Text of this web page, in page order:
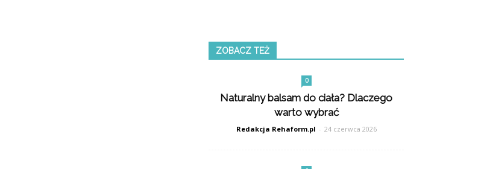
ZOBACZ TEŻ
0
Naturalny balsam do ciała? Dlaczego
warto wybrać
Redakcja Rehaform.pl - 24 czerwca 2026